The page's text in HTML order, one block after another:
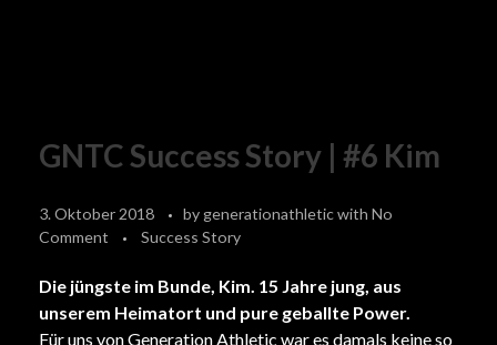
GNTC Success Story | #6 Kim
3. Oktober 2018 by generationathleticwith No
Comment
Success Story
Die jüngste im Bunde, Kim. 15 Jahre jung, aus
unserem Heimatort und pure geballte Power.
Für uns von Generation Athletic war es damals keine so